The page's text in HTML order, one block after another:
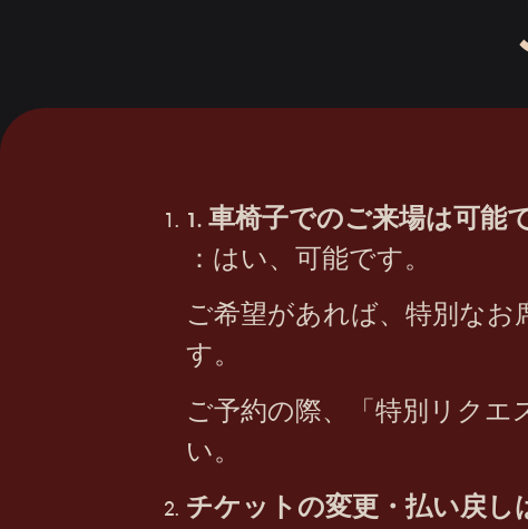
1. 車椅子でのご来場は可能
：はい、可能です。
ご希望があれば、特別なお
す。
ご予約の際、「特別リクエ
い。
チケットの変更・払い戻し